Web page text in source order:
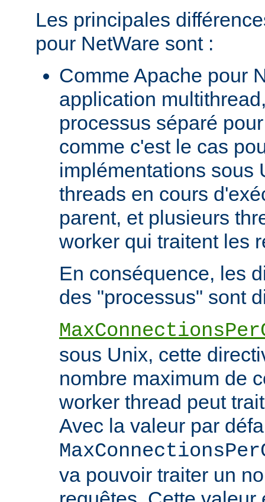
Les principales
pour NetWare sont :
Comme Apache pour
application
processus séparé
comme c'est le cas
implémentations sous
threads en cours
parent, et plusieurs
worker qui traitent les
En conséquence, les
des "processus" sont
sous Unix, cette
nombre maximum de
worker thread peut
Avec la valeur par
va pouvoir traiter un